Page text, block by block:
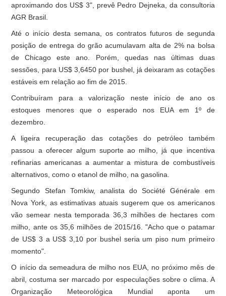
aproximando dos US$ 3", prevê Pedro Dejneka, da consultoria
AGR Brasil.
Até o início desta semana, os contratos futuros de segunda
posição de entrega do grão acumulavam alta de 2% na bolsa
de Chicago este ano. Porém, quedas nas últimas duas
sessões, para US$ 3,6450 por bushel, já deixaram as cotações
estáveis em relação ao fim de 2015.
Contribuíram para a valorização neste início de ano os
estoques menores que o esperado nos EUA em 1º de
dezembro.
A ligeira recuperação das cotações do petróleo também
passou a oferecer algum suporte ao milho, já que incentiva
refinarias americanas a aumentar a mistura de combustíveis
alternativos, como o etanol de milho, na gasolina.
Segundo Stefan Tomkiw, analista do Société Générale em
Nova York, as estimativas atuais sugerem que os americanos
vão semear nesta temporada 36,3 milhões de hectares com
milho, ante os 35,6 milhões de 2015/16. "Acho que o patamar
de US$ 3 a US$ 3,10 por bushel seria um piso num primeiro
momento".
O início da semeadura de milho nos EUA, no próximo mês de
abril, costuma ser marcado por especulações sobre o clima. A
Organização Meteorológica Mundial aponta um